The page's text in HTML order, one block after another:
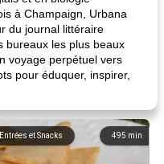
à Champaign, Urbana
du journal littéraire
bureaux les plus beaux
voyage perpétuel vers
pour éduquer, inspirer,
495 min
Entrées et Snacks